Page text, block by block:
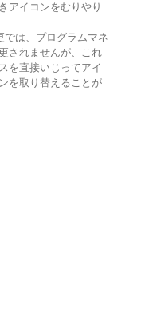
アイコンをむりやり
では、プログラムマネ
されませんが、これ
を直接いじってアイ
を取り替えることが